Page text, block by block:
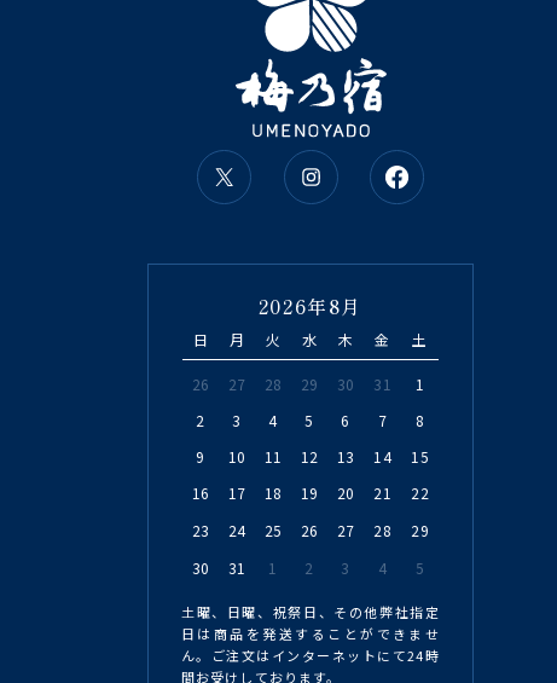
2026年8月
日 月 火 水 木 金 土
26 27 28 29 30 31
1
2
3 4 5 6 7
8
9
10 11 12 13 14
15
16
17 18 19 20 21
22
23
24 25 26 27 28
29
30
31 1 2 3 4 5
土曜、日曜、祝祭日、その他弊社指定
日は商品を発送することができませ
ん。ご注文はインターネットにて24時
間お受けしております。